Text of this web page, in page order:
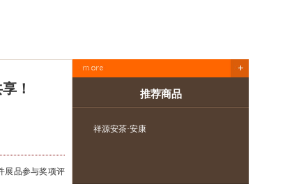
！
展品参与奖项评
推荐商品
祥源·年份安茶系列